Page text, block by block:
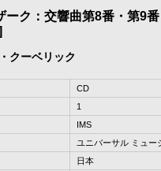
ーク：交響曲第8番・第9番
クーベリック
CD
1
IMS
ユニバーサル ミュー
日本